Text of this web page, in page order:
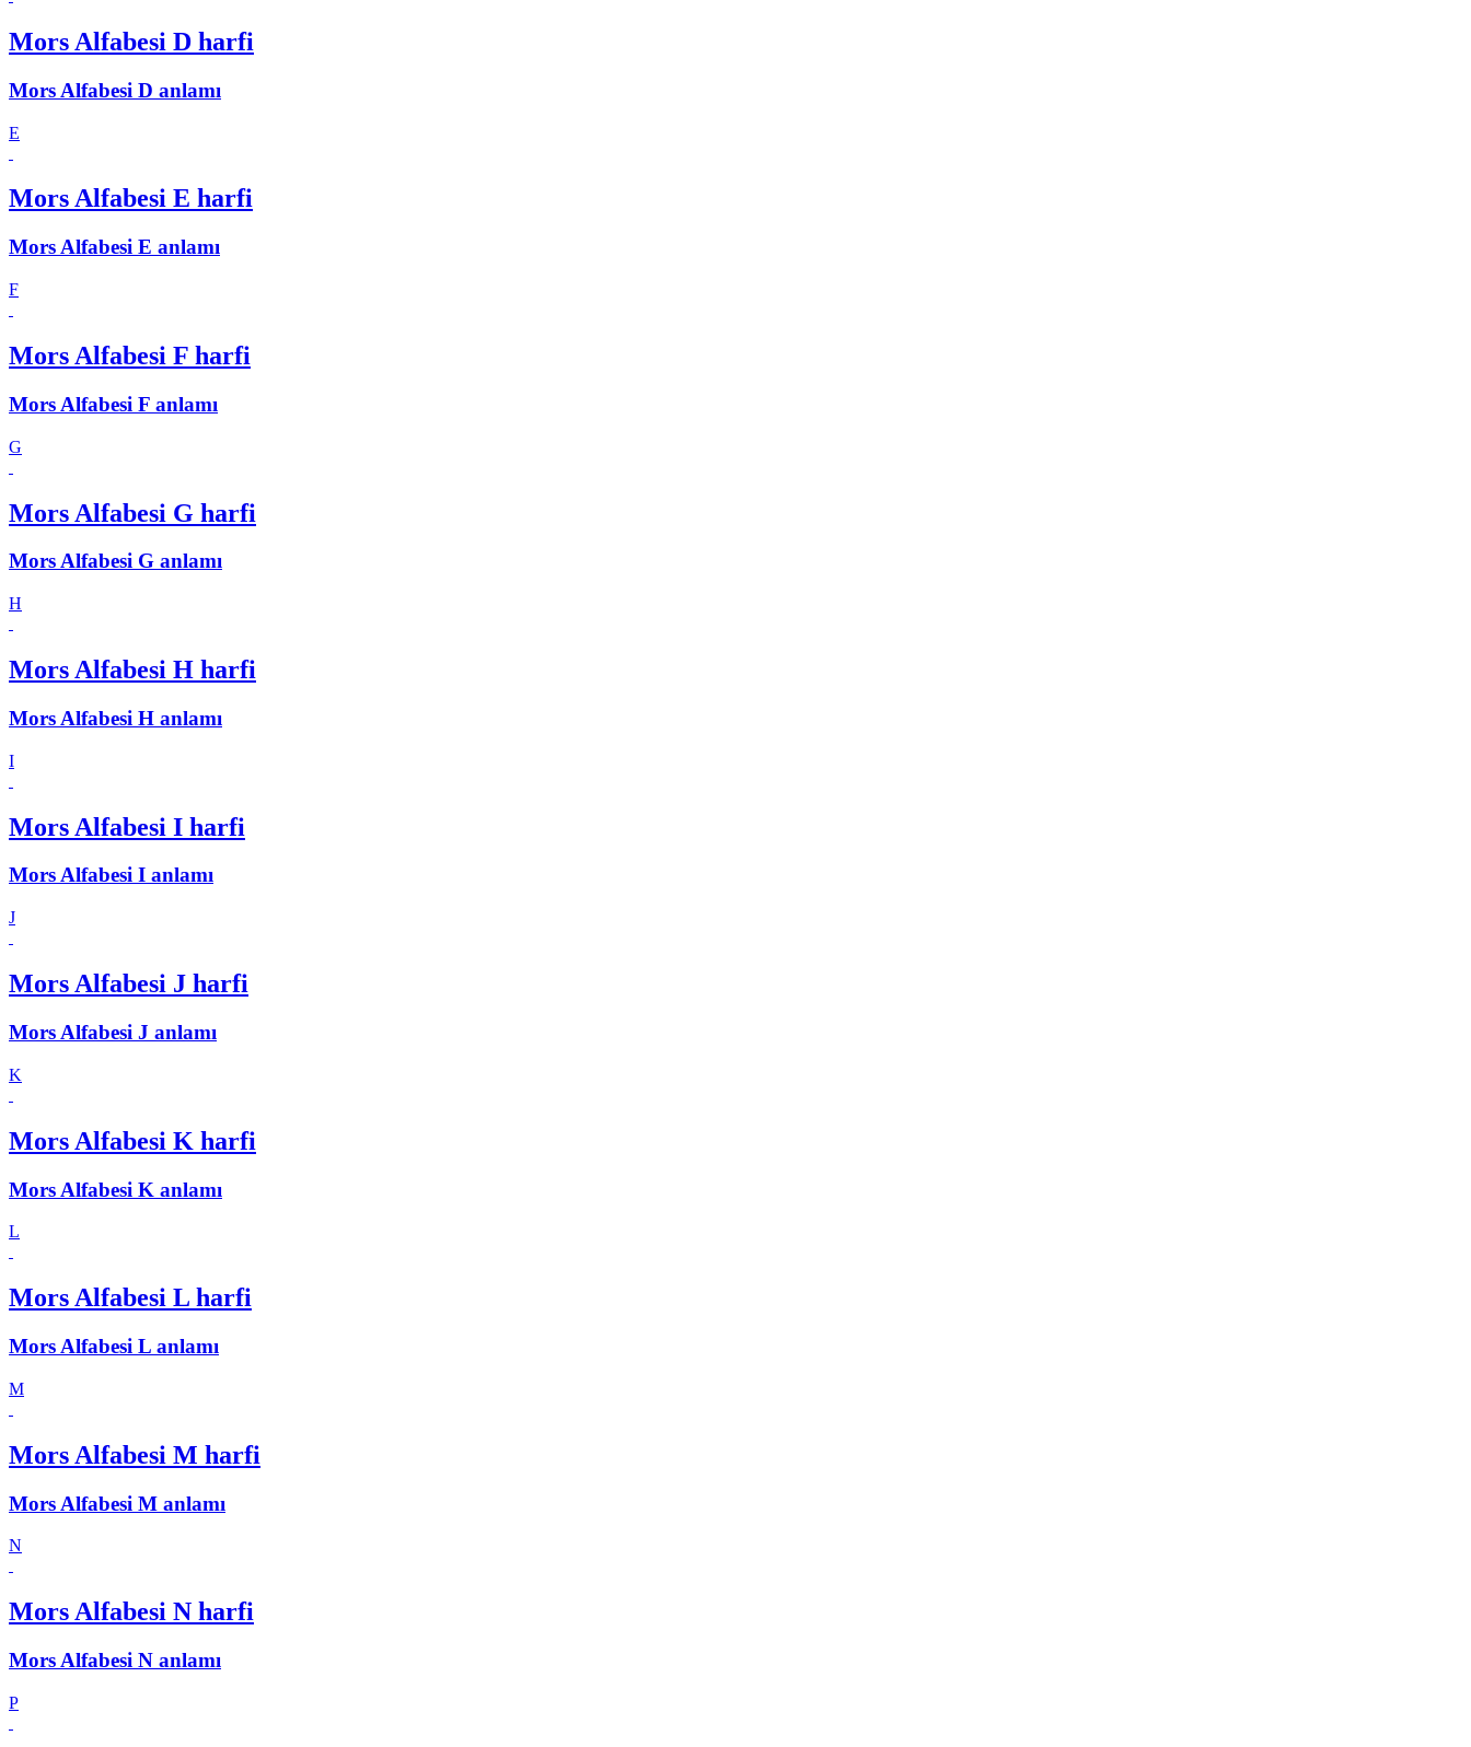
Mors Alfabesi D harfi
Mors Alfabesi D anlamı
E
Mors Alfabesi E harfi
Mors Alfabesi E anlamı
F
Mors Alfabesi F harfi
Mors Alfabesi F anlamı
G
Mors Alfabesi G harfi
Mors Alfabesi G anlamı
H
Mors Alfabesi H harfi
Mors Alfabesi H anlamı
I
Mors Alfabesi I harfi
Mors Alfabesi I anlamı
J
Mors Alfabesi J harfi
Mors Alfabesi J anlamı
K
Mors Alfabesi K harfi
Mors Alfabesi K anlamı
L
Mors Alfabesi L harfi
Mors Alfabesi L anlamı
M
Mors Alfabesi M harfi
Mors Alfabesi M anlamı
N
Mors Alfabesi N harfi
Mors Alfabesi N anlamı
P